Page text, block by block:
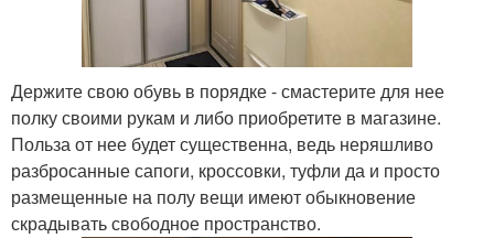
Держите свою обувь в порядке - смастерите для нее
полку своими рукам и либо приобретите в магазине.
Польза от нее будет существенна, ведь неряшливо
разбросанные сапоги, кроссовки, туфли да и просто
размещенные на полу вещи имеют обыкновение
скрадывать свободное пространство.